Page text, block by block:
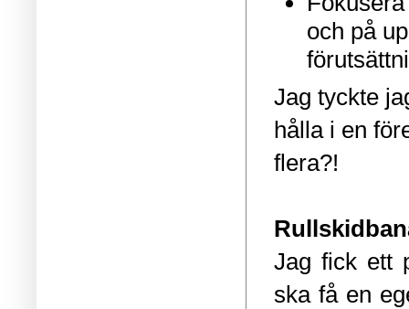
och på
Jag tyckte
hålla i en
flera?!
Jag fick ett
ska få en